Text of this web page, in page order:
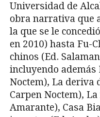
Universidad de
obra narrativa que
la que se le
en 2010) hasta Fu-
chinos (Ed.
incluyendo además
Noctem), La deriva
Carpen Noctem),
Amarante), Casa